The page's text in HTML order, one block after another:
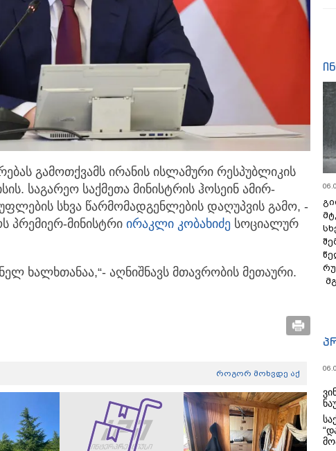
გამოთქვამს ირანის ისლამური რესპუბლიკის
საგარეო საქმეთა მინისტრის ჰოსეინ ამირ-
სხვა წარმომადგენლების დაღუპვის გამო, -
პრემიერ-მინისტრი ირაკლი კობახიძე სოციალურ
ხალხთანაა,“- აღნიშნავს მთავრობის მეთაური.
როგორ მოხვდე აქ